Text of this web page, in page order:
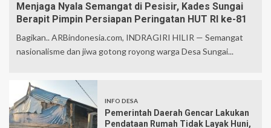
Menjaga Nyala Semangat di Pesisir, Kades Sungai
Berapit Pimpin Persiapan Peringatan HUT RI ke-81
Bagikan.. ARBindonesia.com, INDRAGIRI HILIR — Semangat
nasionalisme dan jiwa gotong royong warga Desa Sungai...
INFO DESA
Pemerintah Daerah Gencar Lakukan
Pendataan Rumah Tidak Layak Huni,